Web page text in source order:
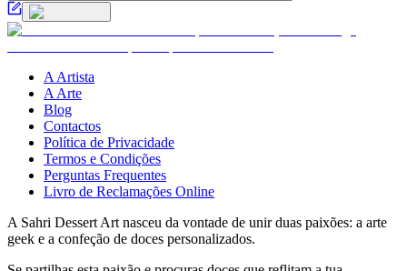
A Artista
A Arte
Blog
Contactos
Política de Privacidade
Termos e Condições
Perguntas Frequentes
Livro de Reclamações Online
A Sahri Dessert Art nasceu da vontade de unir duas paixões: a arte
geek e a confeção de doces personalizados.